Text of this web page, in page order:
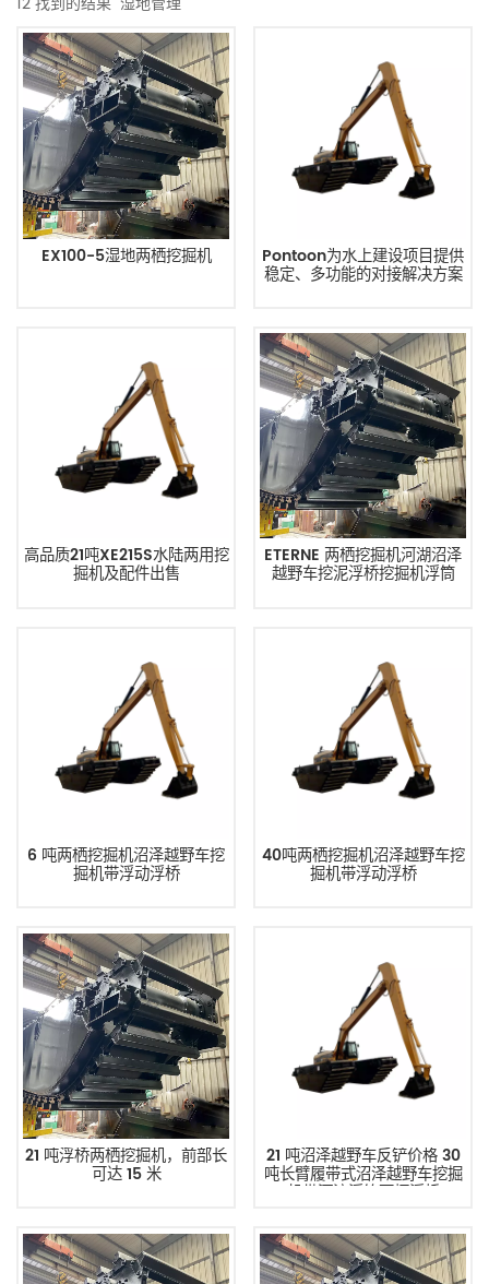
EX100-5湿地两栖挖掘机 Pontoon为水上建设项目提供
稳定、多功能的对接解决方案
高品质21吨XE215S水陆两用挖
掘机及配件出售
ETERNE 两栖挖掘机河湖沼泽
越野车挖泥浮桥挖掘机浮筒
6 吨两栖挖掘机沼泽越野车挖
掘机带浮动浮桥
40吨两栖挖掘机沼泽越野车挖
掘机带浮动浮桥
21 吨浮桥两栖挖掘机，前部长
可达 15 米
21 吨沼泽越野车反铲价格 30
吨长臂履带式沼泽越野车挖掘
机带河流浮箱两栖浮桥